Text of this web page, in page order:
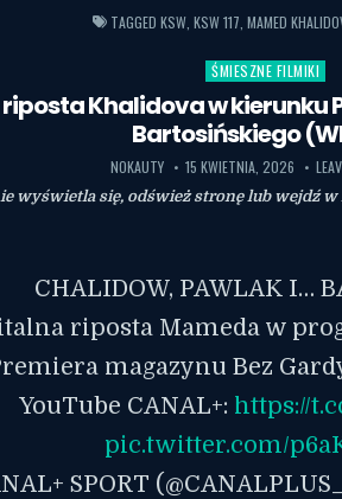
TAGGED KSW, KSW 117 MAMED
Posted in
ŚMIESZNE FILMIKI
Khalidova w kierunku
Bartosińskiego
NOKAUTY 15 KWIETNIA, 2026
wyświetla się, odśwież stronę lub wejdź w
CHALIDOW, PAWLAK I…
riposta Mameda w
magazynu Bez
YouTube CANAL+: https://
pic.twitter.com/
SPORT